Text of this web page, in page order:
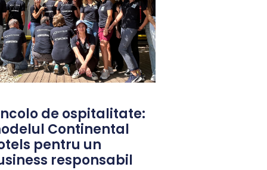
de ospitalitate:
Continental
pentru un
responsabil